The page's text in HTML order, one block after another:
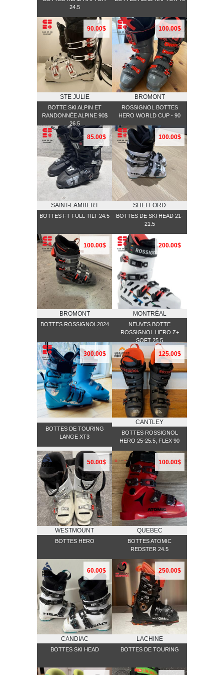
24.5
90.00$
STE JULIE
BOTTE SKI ALPIN ET
RANDONNÉE ALPINE 90$
26.5
100.00$
BROMONT
ROSSIGNOL BOTTES
HERO WORLD CUP - 90
85.00$
SAINT-LAMBERT
BOTTES FT FULL TILT 24.5
100.00$
SHEFFORD
BOTTES DE SKI HEAD 21-
21.5
100.00$
BROMONT
BOTTES ROSSIGNOL2024
200.00$
MONTRÉAL
NEUVES BOTTE
ROSSIGNOL HERO Z+
SOFT 25.5
300.00$
BOTTES DE TOURING
LANGE XT3
125.00$
CANTLEY
BOTTES ROSSIGNOL
HERO 25-25.5, FLEX 90
50.00$
WESTMOUNT
BOTTES HERO
100.00$
QUEBEC
BOTTES ATOMIC
REDSTER 24.5
60.00$
CANDIAC
BOTTES SKI HEAD
250.00$
LACHINE
BOTTES DE TOURING